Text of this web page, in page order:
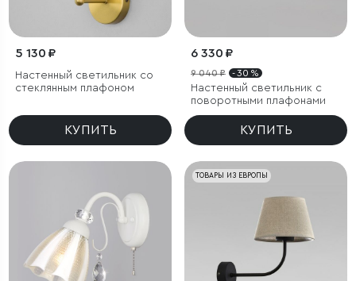
5 130 ₽
Настенный светильник со
стеклянным плафоном
КУПИТЬ
6 330 ₽
9 040 ₽ - 30 %
Настенный светильник с
поворотными плафонами
КУПИТЬ
ТОВАРЫ ИЗ ЕВРОПЫ